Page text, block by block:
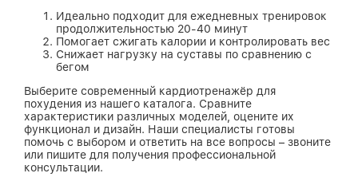
Идеально подходит для ежедневных тренировок
продолжительностью 20-40 минут
Помогает сжигать калории и контролировать вес
Снижает нагрузку на суставы по сравнению с
бегом
Выберите современный кардиотренажёр для
похудения из нашего каталога. Сравните
характеристики различных моделей, оцените их
функционал и дизайн. Наши специалисты готовы
помочь с выбором и ответить на все вопросы – звоните
или пишите для получения профессиональной
консультации.